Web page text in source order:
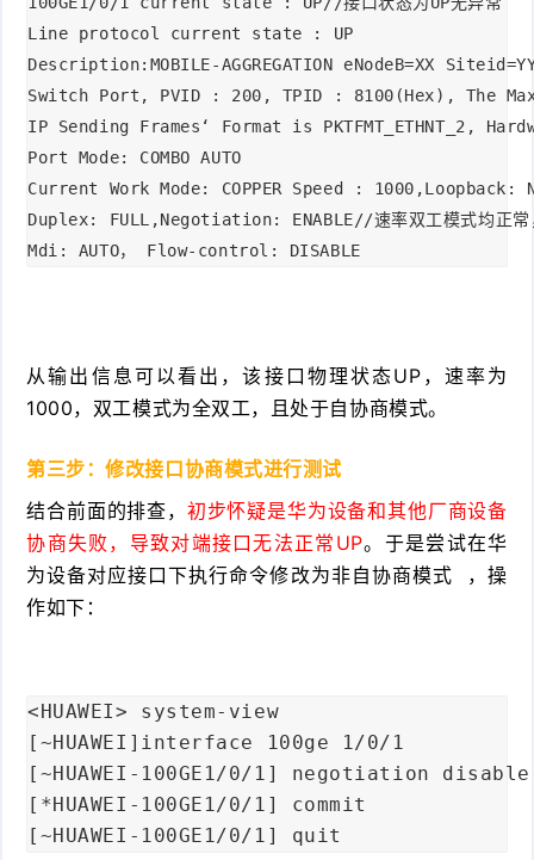
Line protocol current state : UP
Description:MOBILE-AGGREGATION eNodeB=XX
Switch Port, PVID : 200, TPID : 8100(Hex), The
IP Sending Frames‘ Format is PKTFMT_ETHNT_2,
Port Mode: COMBO AUTO
Current Work Mode: COPPER Speed : 1000,Loopback:
Duplex: FULL,Negotiation: ENABLE//速率双工模式均正常
Mdi: AUTO， Flow-control: DISABLE
从输出信息可以看出，该接口物理状态UP，速率为
1000，双工模式为全双工，且处于自协商模式。
第三步：修改接口协商模式进行测试
结合前面的排查， 初步怀疑是华为设备和其他厂商设备
协商失败，导致对端接口无法正常UP。于是尝试在华
为设备对应接口下执行命令修改为非自协商模式
，操
作如下：
<HUAWEI> system-view
[~HUAWEI]interface 100ge 1/0/1
[~HUAWEI-100GE1/0/1] negotiation disable
[*HUAWEI-100GE1/0/1] commit
[~HUAWEI-100GE1/0/1] quit